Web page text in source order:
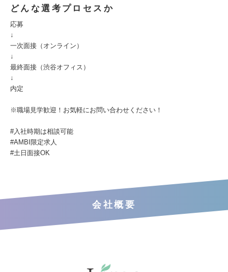
どんな選考プロセスか
応募
↓
一次面接（オンライン）
↓
最終面接（渋谷オフィス）
↓
内定
※職場見学歓迎！お気軽にお問い合わせください！
#入社時期は相談可能
#AMBI限定求人
#土日面接OK
会社概要